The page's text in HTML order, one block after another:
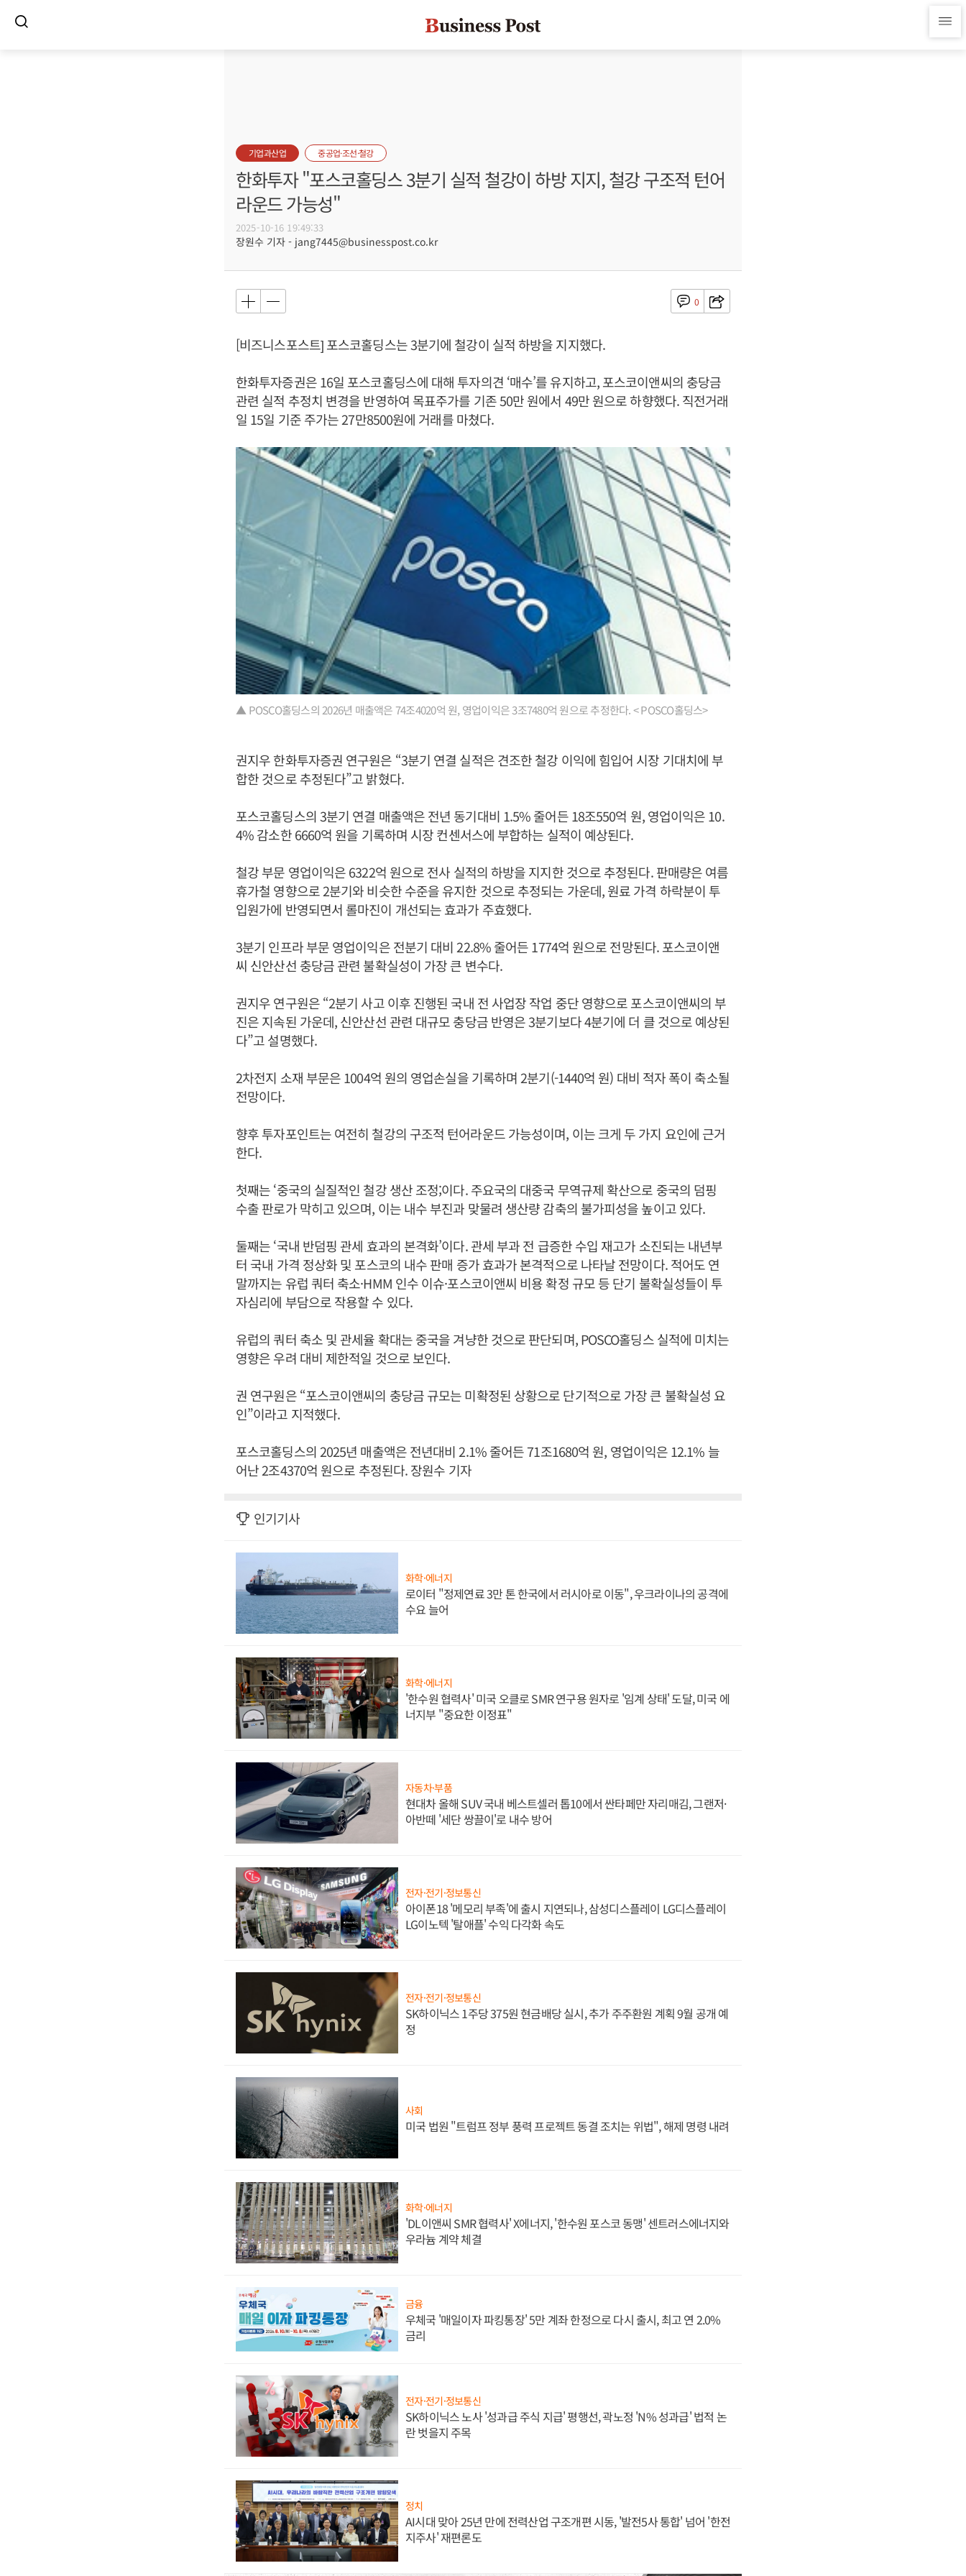
기업과산업 중공업·조선·철강
한화투자 "포스코홀딩스 3분기 실적 철강이 하방 지지, 철강 구조적 턴어
라운드 가능성"
2025-10-16 19:49:33
장원수 기자 - jang7445@businesspost.co.kr
0
[비즈니스포스트] 포스코홀딩스는 3분기에 철강이 실적 하방을 지지했다.
한화투자증권은 16일 포스코홀딩스에 대해 투자의견 ‘매수’를 유지하고, 포스코이앤씨의 충당금
관련 실적 추정치 변경을 반영하여 목표주가를 기존 50만 원에서 49만 원으로 하향했다. 직전거래
일 15일 기준 주가는 27만8500원에 거래를 마쳤다.
▲ POSCO홀딩스의 2026년 매출액은 74조4020억 원, 영업이익은 3조7480억 원으로 추정한다. < POSCO홀딩스>
권지우 한화투자증권 연구원은 “3분기 연결 실적은 견조한 철강 이익에 힘입어 시장 기대치에 부
합한 것으로 추정된다”고 밝혔다.
포스코홀딩스의 3분기 연결 매출액은 전년 동기대비 1.5% 줄어든 18조550억 원, 영업이익은 10.
4% 감소한 6660억 원을 기록하며 시장 컨센서스에 부합하는 실적이 예상된다.
철강 부문 영업이익은 6322억 원으로 전사 실적의 하방을 지지한 것으로 추정된다. 판매량은 여름
휴가철 영향으로 2분기와 비슷한 수준을 유지한 것으로 추정되는 가운데, 원료 가격 하락분이 투
입원가에 반영되면서 롤마진이 개선되는 효과가 주효했다.
3분기 인프라 부문 영업이익은 전분기 대비 22.8% 줄어든 1774억 원으로 전망된다. 포스코이앤
씨 신안산선 충당금 관련 불확실성이 가장 큰 변수다.
권지우 연구원은 “2분기 사고 이후 진행된 국내 전 사업장 작업 중단 영향으로 포스코이앤씨의 부
진은 지속된 가운데, 신안산선 관련 대규모 충당금 반영은 3분기보다 4분기에 더 클 것으로 예상된
다”고 설명했다.
2차전지 소재 부문은 1004억 원의 영업손실을 기록하며 2분기(-1440억 원) 대비 적자 폭이 축소될
전망이다.
향후 투자포인트는 여전히 철강의 구조적 턴어라운드 가능성이며, 이는 크게 두 가지 요인에 근거
한다.
첫째는 ‘중국의 실질적인 철강 생산 조정;이다. 주요국의 대중국 무역규제 확산으로 중국의 덤핑
수출 판로가 막히고 있으며, 이는 내수 부진과 맞물려 생산량 감축의 불가피성을 높이고 있다.
둘째는 ‘국내 반덤핑 관세 효과의 본격화’이다. 관세 부과 전 급증한 수입 재고가 소진되는 내년부
터 국내 가격 정상화 및 포스코의 내수 판매 증가 효과가 본격적으로 나타날 전망이다. 적어도 연
말까지는 유럽 쿼터 축소·HMM 인수 이슈·포스코이앤씨 비용 확정 규모 등 단기 불확실성들이 투
자심리에 부담으로 작용할 수 있다.
유럽의 쿼터 축소 및 관세율 확대는 중국을 겨냥한 것으로 판단되며, POSCO홀딩스 실적에 미치는
영향은 우려 대비 제한적일 것으로 보인다.
권 연구원은 “포스코이앤씨의 충당금 규모는 미확정된 상황으로 단기적으로 가장 큰 불확실성 요
인”이라고 지적했다.
포스코홀딩스의 2025년 매출액은 전년대비 2.1% 줄어든 71조1680억 원, 영업이익은 12.1% 늘
어난 2조4370억 원으로 추정된다. 장원수 기자
인기기사
화학·에너지
로이터 "정제연료 3만 톤 한국에서 러시아로 이동", 우크라이나의 공격에
수요 늘어
화학·에너지
'한수원 협력사' 미국 오클로 SMR 연구용 원자로 '임계 상태' 도달, 미국 에
너지부 "중요한 이정표"
자동차·부품
현대차 올해 SUV 국내 베스트셀러 톱10에서 싼타페만 자리매김, 그랜저·
아반떼 '세단 쌍끌이'로 내수 방어
전자·전기·정보통신
아이폰18 '메모리 부족'에 출시 지연되나, 삼성디스플레이 LG디스플레이
LG이노텍 '탈애플' 수익 다각화 속도
전자·전기·정보통신
SK하이닉스 1주당 375원 현금배당 실시, 추가 주주환원 계획 9월 공개 예
정
사회
미국 법원 "트럼프 정부 풍력 프로젝트 동결 조치는 위법", 해제 명령 내려
화학·에너지
'DL이앤씨 SMR 협력사' X에너지, '한수원 포스코 동맹' 센트러스에너지와
우라늄 계약 체결
금융
우체국 '매일이자 파킹통장' 5만 계좌 한정으로 다시 출시, 최고 연 2.0%
금리
전자·전기·정보통신
SK하이닉스 노사 '성과급 주식 지급' 평행선, 곽노정 'N% 성과급' 법적 논
란 벗을지 주목
정치
AI시대 맞아 25년 만에 전력산업 구조개편 시동, '발전5사 통합' 넘어 '한전
지주사' 재편론도